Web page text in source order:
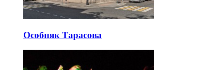
Особняк Тарасова